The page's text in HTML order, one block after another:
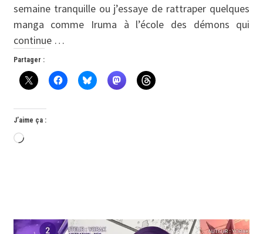
semaine tranquille ou j’essaye de rattraper quelques
manga comme Iruma à l’école des démons qui
continue …
Partager :
J’aime ça :
Chargement…